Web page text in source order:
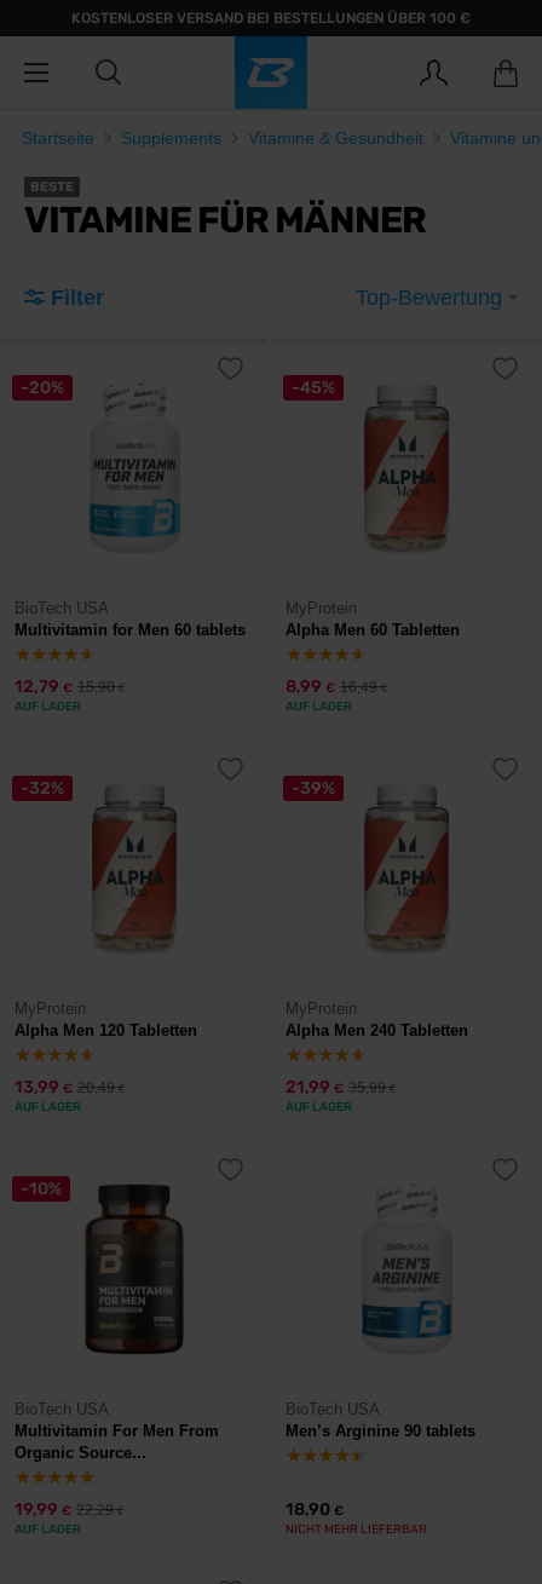
KOSTENLOSER VERSAND BEI BESTELLUNGEN ÜBER 100 €
Startseite Supplements Vitamine & Gesundheit Vitamine
BESTE
VITAMINE FÜR MÄNNER
Filter Top-Bewertung
-20%
BioTech USA
Multivitamin for Men 60 tablets
12,79 € 15,90€
AUF LAGER
-45%
MyProtein
Alpha Men 60 Tabletten
8,99 € 16,49€
AUF LAGER
-32%
MyProtein
Alpha Men 120 Tabletten
13,99 € 20,49€
AUF LAGER
-39%
MyProtein
Alpha Men 240 Tabletten
21,99 € 35,99€
AUF LAGER
-10%
BioTech USA
Multivitamin For Men From
Organic Source...
19,99 € 22,29€
AUF LAGER
BioTech USA
Men’s Arginine 90 tablets
18,90 €
NICHT MEHR LIEFERBAR